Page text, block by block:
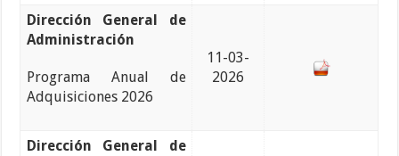
Dirección General de
Administración
Programa Anual de
Adquisiciones 2026
11-03-
2026
Dirección General de